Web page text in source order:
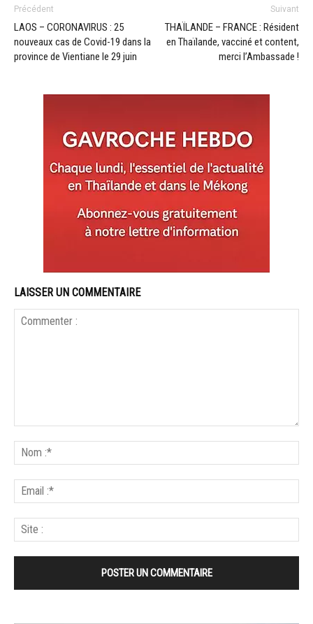
Précédent
LAOS – CORONAVIRUS : 25
nouveaux cas de Covid-19 dans la
province de Vientiane le 29 juin
Suivant
THAÏLANDE – FRANCE : Résident
en Thaïlande, vacciné et content,
merci l’Ambassade !
LAISSER UN COMMENTAIRE